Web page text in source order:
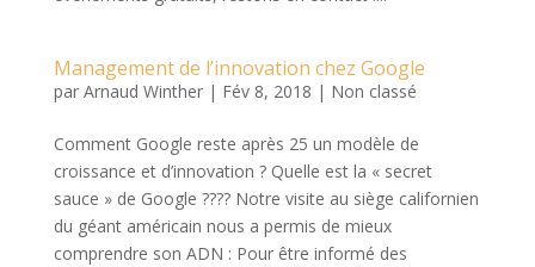
Management de l’innovation chez Google
par Arnaud Winther| Fév 8, 2018 | Non classé
Comment Google reste après 25 un modèle de
croissance et d’innovation ? Quelle est la « secret
sauce » de Google ???? Notre visite au siège californien
du géant américain nous a permis de mieux
comprendre son ADN : Pour être informé des